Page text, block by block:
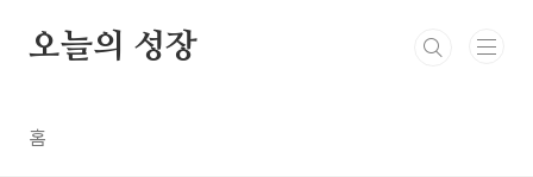
오늘의 성장
홈